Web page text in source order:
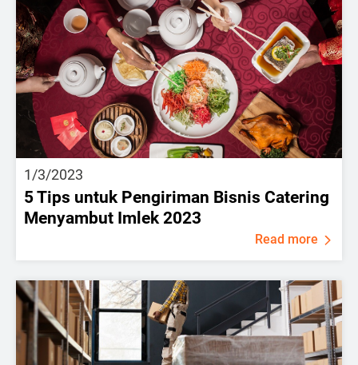
1/3/2023
5 Tips untuk Pengiriman Bisnis Catering
Menyambut Imlek 2023
Read more